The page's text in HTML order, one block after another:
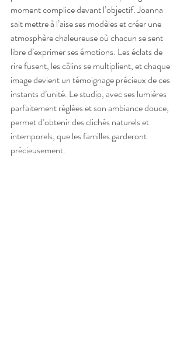
moment complice devant l’objectif. Joanna
sait mettre à l’aise ses modèles et créer une
atmosphère chaleureuse où chacun se sent
libre d’exprimer ses émotions. Les éclats de
rire fusent, les câlins se multiplient, et chaque
image devient un témoignage précieux de ces
instants d’unité. Le studio, avec ses lumières
parfaitement réglées et son ambiance douce,
permet d’obtenir des clichés naturels et
intemporels, que les familles garderont
précieusement.